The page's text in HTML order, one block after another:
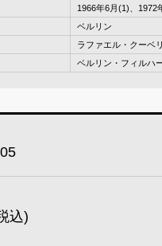
1966年6月(1)、1972
ベルリン
ラファエル・クーベ
ベルリン・フィルハ
込)